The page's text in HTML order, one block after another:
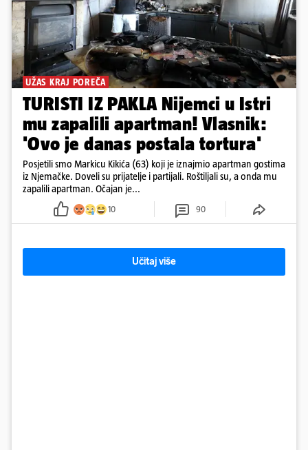
UŽAS KRAJ POREČA
TURISTI IZ PAKLA Nijemci u Istri
mu zapalili apartman! Vlasnik:
'Ovo je danas postala tortura'
Posjetili smo Markicu Kikića (63) koji je iznajmio apartman gostima
iz Njemačke. Doveli su prijatelje i partijali. Roštiljali su, a onda mu
zapalili apartman. Očajan je...
10 90
Učitaj više